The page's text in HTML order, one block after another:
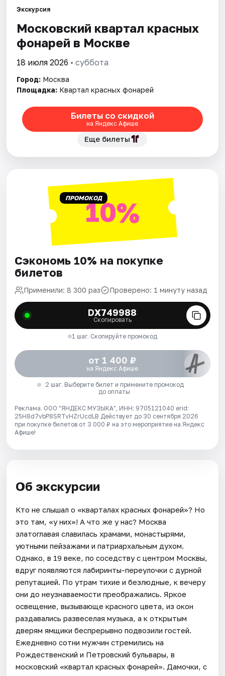
Города
Площадки
Рейтинги
Экскурсия
Московский квартал красных
фонарей в Москве
18 июля 2026 • суббота
Город: Москва
Площадка: Квартал красных фонарей
Билеты со скидкой
на Яндекс Афише
Еще билеты
ПРОМОКОД10%
Сэкономь 10% на покупке
билетов
Применили: 8 300 раз Проверено: 1 минуту назад
DX749988
Скопировать
1 шаг. Скопируйте промокод
от 1 400 ₽
на Яндекс Афише
2 шаг. Выберите билет и примените промокод
до оплаты
Реклама. ООО "ЯНДЕКС МУЗЫКА", ИНН: 9705121040 erid:
25H8d7vbP8SRTvHZrUcdLB Действует до 30 сентября 2026
при покупке билетов от 3 000 ₽ на это мероприятие на Яндекс
Афише!
Об экскурсии
Кто не слышал о «кварталах красных фонарей»? Но
это там, «у них»! А что же у нас? Москва
златоглавая славилась храмами, монастырями,
уютными пейзажами и патриархальным духом.
Однако, в 19 веке, по соседству с центром Москвы,
вдруг появляются лабиринты-переулочки с дурной
репутацией. По утрам тихие и безлюдные, к вечеру
они до неузнаваемости преображались. Яркое
освещение, вызывающе красного цвета, из окон
раздавались развеселая музыка, а к открытым
дверям ямщики беспрерывно подвозили гостей.
Ежедневно сотни мужчин стремились на
Рождественский и Петровский бульвары, в
московский «квартал красных фонарей». Дамочки, с